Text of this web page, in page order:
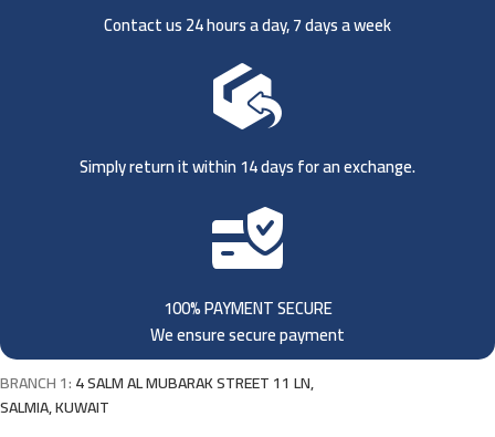
Contact us 24 hours a day, 7 days a week
Simply return it within 14 days for an exchange.
100% PAYMENT SECURE
We ensure secure payment
BRANCH 1:4 SALM AL MUBARAK STREET 11 LN,
SALMIA, KUWAIT